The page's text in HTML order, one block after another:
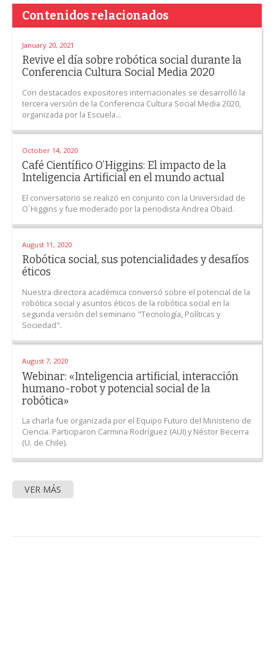
Contenidos relacionados
January 20, 2021
Revive el día sobre robótica social durante la
Conferencia Cultura Social Media 2020
Con destacados expositores internacionales se desarrolló la
tercera versión de la Conferencia Cultura Social Media 2020,
organizada por la Escuela...
October 14, 2020
Café Científico O’Higgins: El impacto de la
Inteligencia Artificial en el mundo actual
El conversatorio se realizó en conjunto con la Universidad de
O´Higgins y fue moderado por la periodista Andrea Obaid.
August 11, 2020
Robótica social, sus potencialidades y desafíos
éticos
Nuestra directora académica conversó sobre el potencial de la
robótica social y asuntos éticos de la robótica social en la
segunda versión del seminario "Tecnología, Políticas y
Sociedad".
August 7, 2020
Webinar: «Inteligencia artificial, interacción
humano-robot y potencial social de la
robótica»
La charla fue organizada por el Equipo Futuro del Ministerio de
Ciencia. Participaron Carmina Rodríguez (AUI) y Néstor Becerra
(U. de Chile).
VER MÁS